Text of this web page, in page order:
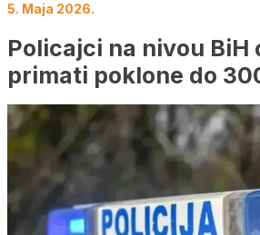
5. Maja 2026.
Policajci na nivou BiH
primati poklone do